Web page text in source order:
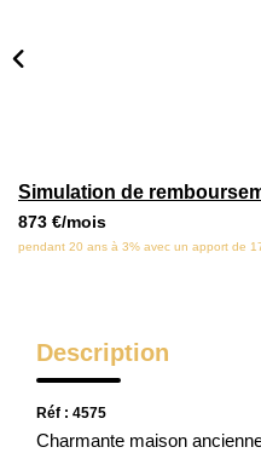
VENTES
Simulation de
873 €/mois
pendant 20 ans à 3% avec un apport de
Description
Réf : 4575
Charmante maison